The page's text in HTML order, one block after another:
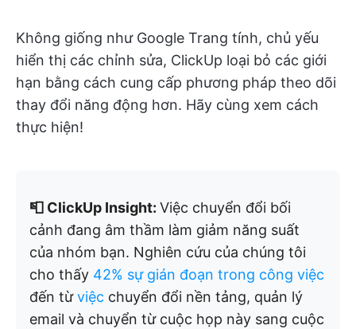
Không giống như Google Trang tính, chủ yếu
hiển thị các chỉnh sửa, ClickUp loại bỏ các giới
hạn bằng cách cung cấp phương pháp theo dõi
thay đổi năng động hơn. Hãy cùng xem cách
thực hiện!
📮 ClickUp Insight: Việc chuyển đổi bối
cảnh đang âm thầm làm giảm năng suất
của nhóm bạn. Nghiên cứu của chúng tôi
cho thấy 42% sự gián đoạn trong công việc
đến từviệc chuyển đổi nền tảng, quản lý
email và chuyển từ cuộc họp này sang cuộc